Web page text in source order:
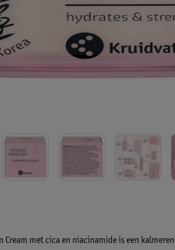
Cream met cica en niacinamide is een